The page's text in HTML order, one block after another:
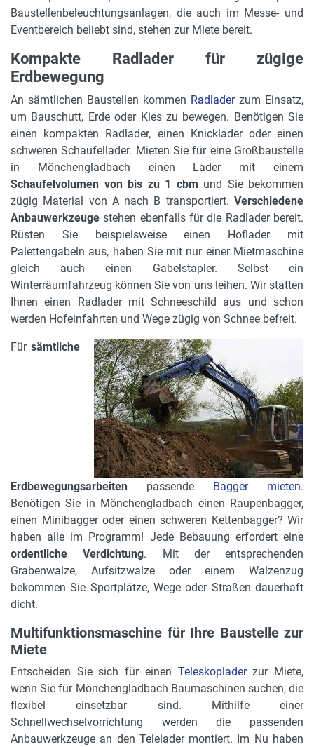
Baustellenbeleuchtungsanlagen, die auch im Messe- und
Eventbereich beliebt sind, stehen zur Miete bereit.
Kompakte Radlader für zügige
Erdbewegung
An sämtlichen Baustellen kommen Radladerzum Einsatz,
um Bauschutt, Erde oder Kies zu bewegen. Benötigen Sie
einen kompakten Radlader, einen Knicklader oder einen
schweren Schaufellader. Mieten Sie für eine Großbaustelle
in Mönchengladbach einen Lader mit einem
Schaufelvolumen von bis zu 1 cbm und Sie bekommen
zügig Material von A nach B transportiert. Verschiedene
Anbauwerkzeuge stehen ebenfalls für die Radlader bereit.
Rüsten Sie beispielsweise einen Hoflader mit
Palettengabeln aus, haben Sie mit nur einer Mietmaschine
gleich auch einen Gabelstapler. Selbst ein
Winterräumfahrzeug können Sie von uns leihen. Wir statten
Ihnen einen Radlader mit Schneeschild aus und schon
werden Hofeinfahrten und Wege zügig von Schnee befreit.
Für sämtliche
Erdbewegungsarbeiten passende Bagger mieten.
Benötigen Sie in Mönchengladbach einen Raupenbagger,
einen Minibagger oder einen schweren Kettenbagger? Wir
haben alle im Programm! Jede Bebauung erfordert eine
ordentliche Verdichtung. Mit der entsprechenden
Grabenwalze, Aufsitzwalze oder einem Walzenzug
bekommen Sie Sportplätze, Wege oder Straßen dauerhaft
dicht.
Multifunktionsmaschine für Ihre Baustelle zur
Miete
Entscheiden Sie sich für einen Teleskopladerzur Miete,
wenn Sie für Mönchengladbach Baumaschinen suchen, die
flexibel einsetzbar sind. Mithilfe einer
Schnellwechselvorrichtung werden die passenden
Anbauwerkzeuge an den Telelader montiert. Im Nu haben